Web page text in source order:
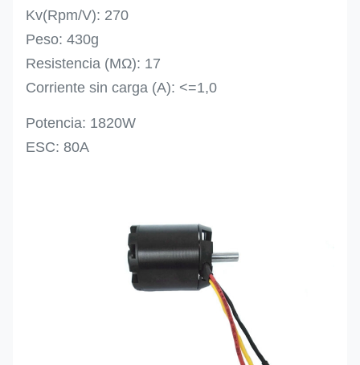
Kv(Rpm/V): 270
Peso: 430g
Resistencia (MΩ): 17
Corriente sin carga (A): <=1,0
Potencia: 1820W
ESC: 80A